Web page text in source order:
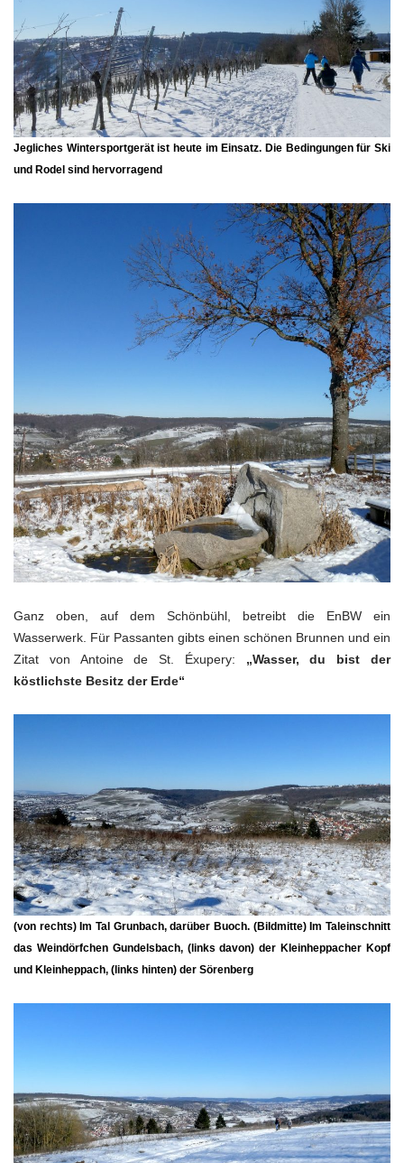
Jegliches Wintersportgerät ist heute im Einsatz. Die Bedingungen für Ski
und Rodel sind hervorragend
Ganz oben, auf dem Schönbühl, betreibt die EnBW ein
Wasserwerk. Für Passanten gibts einen schönen Brunnen und ein
Zitat von Antoine de St. Éxupery: „Wasser, du bist der
köstlichste Besitz der Erde“
(von rechts) Im Tal Grunbach, darüber Buoch. (Bildmitte) Im Taleinschnitt
das Weindörfchen Gundelsbach, (links davon) der Kleinheppacher Kopf
und Kleinheppach, (links hinten) der Sörenberg